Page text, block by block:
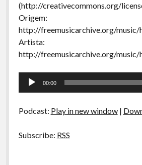
(http://creativecommons.org/
Origem:
http://freemusicarchive.org/music/
Artista:
http://freemusicarchive.org/music/
Tocador
00:00
Podcast: Play in new window|
Subscribe: RSS